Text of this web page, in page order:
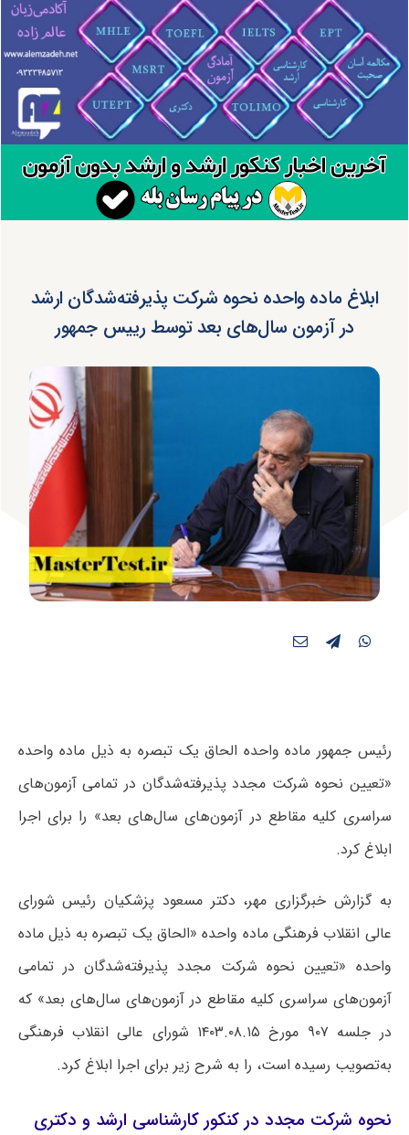
ابلاغ ماده واحده نحوه شرکت پذیرفته‌شدگان ارشد
در آزمون سال‌های بعد توسط رییس جمهور
رئیس جمهور ماده واحده الحاق یک تبصره به ذیل ماده واحده
«تعیین نحوه شرکت مجدد ‌پذیرفته‌شدگان در تمامی آزمون‌های
سراسری کلیه مقاطع در آزمون‌های سال‌های بعد» را برای اجرا
ابلاغ کرد.
به گزارش خبرگزاری مهر، دکتر مسعود پزشکیان رئیس شورای
عالی انقلاب فرهنگی ماده واحده «الحاق یک تبصره به ذیل ماده
واحده «تعیین نحوه شرکت مجدد پذیرفته‌شدگان در تمامی
آزمون‌های سراسری کلیه مقاطع در آزمون‌های سال‌های بعد» که
در جلسه ۹۰۷ مورخ ۱۴۰۳.۰۸.۱۵ شورای عالی انقلاب فرهنگی
به‌تصویب رسیده است، را به شرح زیر برای اجرا ابلاغ کرد.
نحوه شرکت مجدد در کنکور کارشناسی ارشد و دکتری